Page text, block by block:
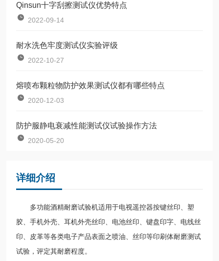
Qinsun十字刮擦测试仪优势特点
2022-09-14
耐水洗色牢度测试仪实验评级
2022-10-27
熔喷布颗粒物防护效果测试仪都有哪些特点
2020-12-03
防护服静电衰减性能测试仪试验操作方法
2020-05-20
详细介绍
多功能酒精耐磨试验机适用于电视遥控器按键丝印、塑
胶、手机外壳、耳机外壳丝印、电池丝印、键盘印字、电线丝
印、皮革等各类电子产品表面之喷油、丝印等印刷体耐磨测试
试验，评定其耐磨程度。